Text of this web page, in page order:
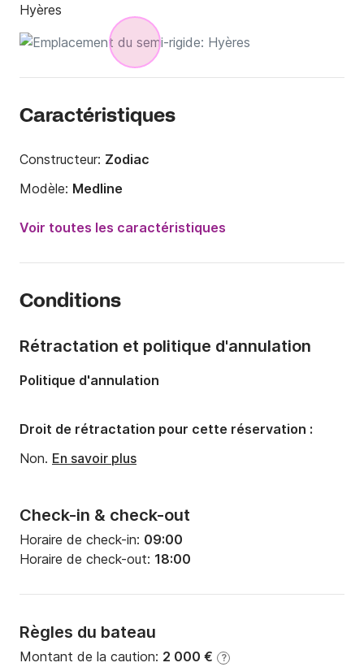
Hyères
Caractéristiques
Constructeur: Zodiac
Modèle: Medline
Puissance moteur:
115cv
Capacité à bord:
Voir toutes les caractéristiques
Conditions
Check-in & check-out
Horaire de check-in: 09:00
Horaire de check-out: 18:00
Règles du bateau
Montant de la caution: 2 000 € ?
Rétractation et politique d'annulation
Politique d'annulation
Droit de rétractation pour cette réservation :
Non. En savoir plus